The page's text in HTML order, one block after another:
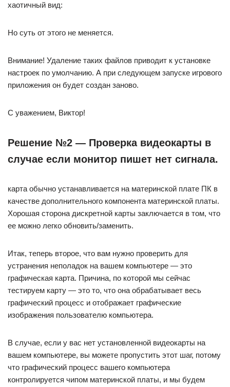
хаотичный вид:
Но суть от этого не меняется.
Внимание! Удаление таких файлов приводит к установке
настроек по умолчанию. А при следующем запуске игрового
приложения он будет создан заново.
С уважением, Виктор!
Решение №2 — Проверка видеокарты в
случае если монитор пишет нет сигнала.
карта обычно устанавливается на материнской плате ПК в
качестве дополнительного компонента материнской платы.
Хорошая сторона дискретной карты заключается в том, что
ее можно легко обновить/заменить.
Итак, теперь второе, что вам нужно проверить для
устранения неполадок на вашем компьютере — это
графическая карта. Причина, по которой мы сейчас
тестируем карту — это то, что она обрабатывает весь
графический процесс и отображает графические
изображения пользователю компьютера.
В случае, если у вас нет установленной видеокарты на
вашем компьютере, вы можете пропустить этот шаг, потому
что графический процесс вашего компьютера
контролируется чипом материнской платы, и мы будем